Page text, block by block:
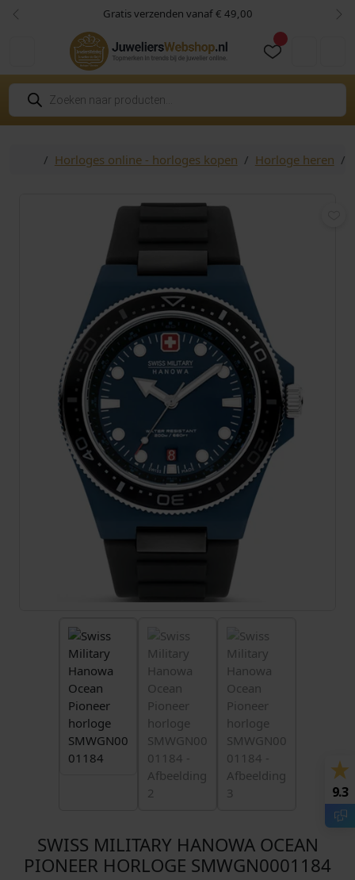
Skip to content
Skip to footer Gratis verzenden vanaf € 49,00
Vorige
P
o
d
HomeHorloges online - horloges kopen Horloge heren
SWISS MILITARY HANOWA OCEAN
PIONEER HORLOGE SMWGN0001184
9.3